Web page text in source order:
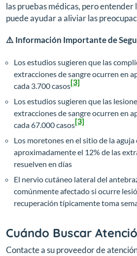
las pruebas médicas, pero entender
puede ayudar a aliviar las
⚠️ Información Importante de
Los estudios sugieren que las
extracciones de sangre ocurren en
cada 3.700 casos[3]
Los estudios sugieren que las
extracciones de sangre ocurren en
cada 67.000 casos[3]
Los moretones en el sitio de la aguja
aproximadamente el 12% de las
resuelven en días
El nervio cutáneo lateral del
comúnmente afectado si ocurre
recuperación típicamente toma
Cuándo Buscar
Contacte a su proveedor de